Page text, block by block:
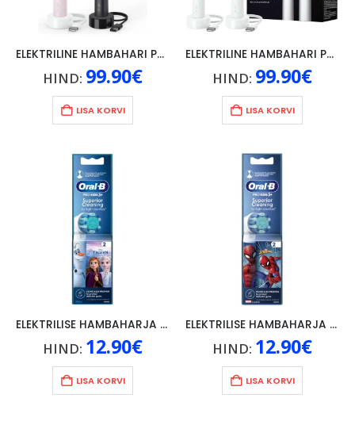
ELEKTRILINE HAMBAHARI PHILIPS SONICARE 3100, C1, 2TK, MUST JA ROOSA
HIND: 99.90€
LISA KORVI
ELEKTRILINE HAMBAHARI PHILIPS SONICARE 3100, C1, 2TK, VALGE
HIND: 99.90€
LISA KORVI
ELEKTRILISE HAMBAHARJA OTSIK ORAL-B KIDS FROZEN 2TK, 3+
HIND: 12.90€
LISA KORVI
ELEKTRILISE HAMBAHARJA OTSIK ORAL-B KIDS SPIDERMAN 2TK, 3+
HIND: 12.90€
LISA KORVI